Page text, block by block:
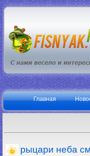
Главная
рыцари неба